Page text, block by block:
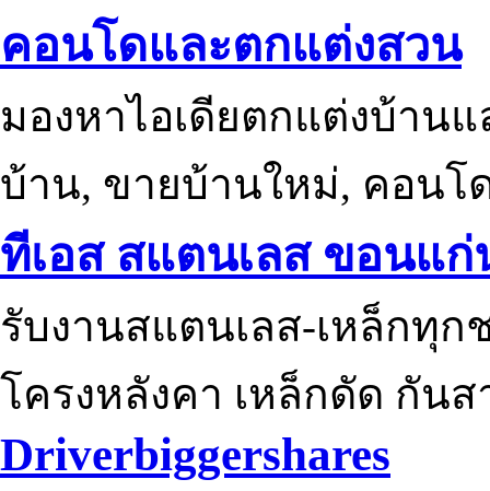
คอนโดและตกแต่งสวน
มองหาไอเดียตกแต่งบ้าน
บ้าน, ขายบ้านใหม่, คอนโ
ทีเอส สแตนเลส ขอนแก่
รับงานสแตนเลส-เหล็กทุ
โครงหลังคา เหล็กดัด กัน
Driverbiggershares